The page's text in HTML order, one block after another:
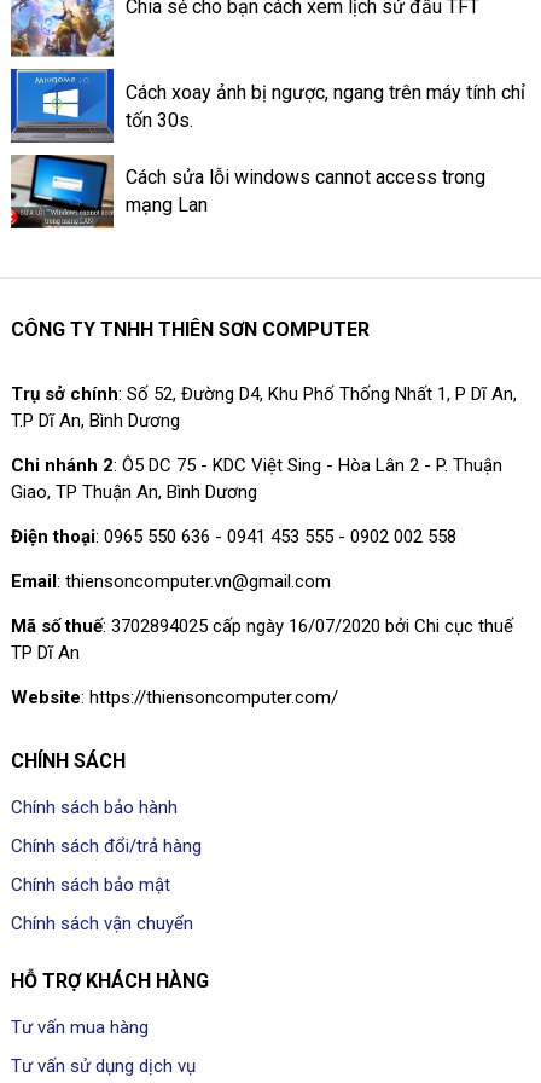
tin nổi bật trên ứng dụng
Facebook là làm như thế nào?
Chia sẻ cho bạn cách xem lịch sử đấu TFT
Cách xoay ảnh bị ngược, ngang trên máy tính chỉ
tốn 30s.
Cách sửa lỗi windows cannot access trong
mạng Lan
CÔNG TY TNHH THIÊN SƠN COMPUTER
Trụ sở chính: Số 52, Đường D4, Khu Phố Thống Nhất 1, P Dĩ An,
T.P Dĩ An, Bình Dương
Chi nhánh 2: Ô5 DC 75 - KDC Việt Sing - Hòa Lân 2 - P. Thuận
Giao, TP Thuận An, Bình Dương
Điện thoại: 0965 550 636 - 0941 453 555 - 0902 002 558
Email: thiensoncomputer.vn@gmail.com
Mã số thuế: 3702894025 cấp ngày 16/07/2020 bởi Chi cục thuế
TP Dĩ An
Website: https://thiensoncomputer.com/
CHÍNH SÁCH
Chính sách bảo hành
Chính sách đổi/trả hàng
Chính sách bảo mật
Chính sách vận chuyển
HỖ TRỢ KHÁCH HÀNG
Tư vấn mua hàng
Tư vấn sử dụng dịch vụ